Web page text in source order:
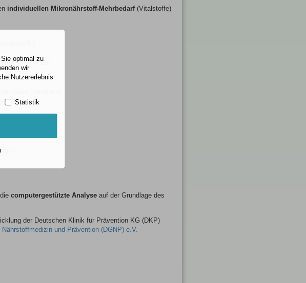
individuellen Mikronährstoff-Mehrbedarf (Vitalstoffe)
Aktivität)
computergestützte Analyse auf der Grundlage des
der Deutschen Klinik für Prävention KG (DKP)
und Prävention (DGNP) e.V.
optimal zu
wir
Nutzererlebnis
Statistik